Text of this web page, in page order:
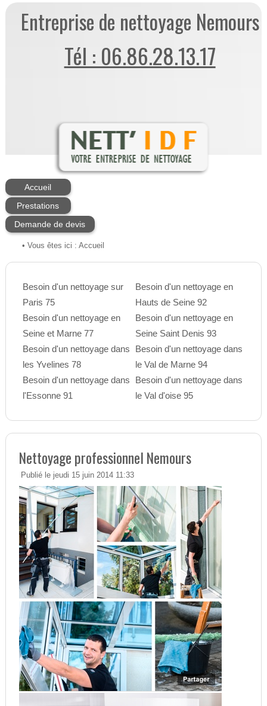
Entreprise de nettoyage Nemours
Tél : 06.86.28.13.17
Accueil
Prestations
Demande de devis
• Vous êtes ici : Accueil
Besoin d'un nettoyage sur
Paris 75
Besoin d'un nettoyage en
Seine et Marne 77
Besoin d'un nettoyage dans
les Yvelines 78
Besoin d'un nettoyage dans
l'Essonne 91
Besoin d'un nettoyage en
Hauts de Seine 92
Besoin d'un nettoyage en
Seine Saint Denis 93
Besoin d'un nettoyage dans
le Val de Marne 94
Besoin d'un nettoyage dans
le Val d'oise 95
Nettoyage professionnel Nemours
Publié le jeudi 15 juin 2014 11:33